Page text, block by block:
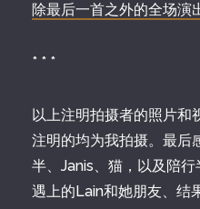
除最后一首之外的全场演
* * *
以上注明拍摄者的照片和
注明的均为我拍摄。最后
半、Janis、猫，以及陪
遇上的Lain和她朋友、结